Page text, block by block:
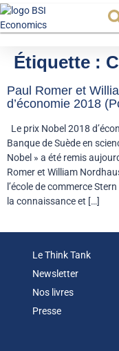
Étiquette :
Paul Romer et
d’économie 2018
Le prix Nobel 2018
Banque de Suède en
Nobel » a été remis
Romer et William
l’école de commerce
la connaissance et […]
Le Think Tank
Newsletter
Nos livres
Presse